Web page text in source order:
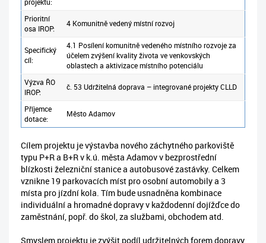
Prioritní
osa IROP:
4 Komunitně vedený místní rozvoj
Specifický
cíl:
4.1 Posílení komunitně vedeného místního rozvoje za
účelem zvýšení kvality života ve venkovských
oblastech a aktivizace místního potenciálu
Výzva ŘO
IROP:
č. 53 Udržitelná doprava – integrované projekty CLLD
Příjemce
dotace:
Město Adamov
Cílem projektu je výstavba nového záchytného parkoviště
typu P+R a B+R v k.ú. města Adamov v bezprostřední
blízkosti železniční stanice a autobusové zastávky. Celkem
vznikne 19 parkovacích míst pro osobní automobily a 3
místa pro jízdní kola. Tím bude usnadněna kombinace
individuální a hromadné dopravy v každodenní dojížďce do
zaměstnání, popř. do škol, za službami, obchodem atd.
Smyslem projektu je zvýšit podíl udržitelných forem dopravy